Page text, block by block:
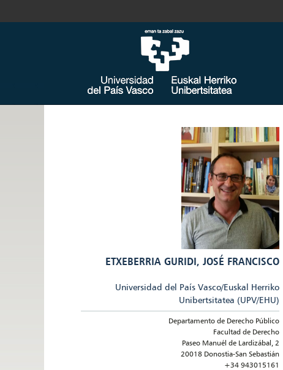
ETXEBERRIA GURIDI, JOSÉ FRANCISCO
Universidad del País Vasco/Euskal Herriko
Unibertsitatea (UPV/EHU)
Departamento de Derecho Público
Facultad de Derecho
Paseo Manuél de Lardizábal, 2
20018 Donostia-San Sebastián
+34 943015161